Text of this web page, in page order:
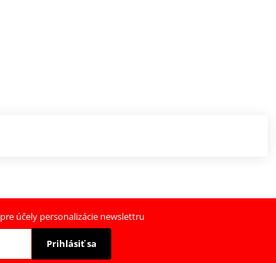
pre účely personalizácie newslettru
Prihlásiť sa